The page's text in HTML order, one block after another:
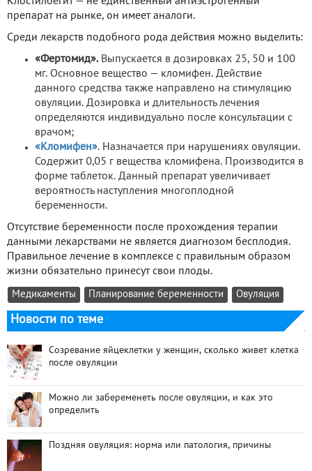
препарат на рынке, он имеет аналоги.
Среди лекарств подобного рода действия можно выделить:
«Фертомид».Выпускается в дозировках 25, 50 и 100
мг. Основное вещество — кломифен. Действие
данного средства также направлено на стимуляцию
овуляции. Дозировка и длительность лечения
определяются индивидуально после консультации с
врачом;
«Кломифен». Назначается при нарушениях овуляции.
Содержит 0,05 г вещества кломифена. Производится в
форме таблеток. Данный препарат увеличивает
вероятность наступления многоплодной
беременности.
Отсутствие беременности после прохождения терапии
данными лекарствами не является диагнозом бесплодия.
Правильное лечение в комплексе с правильным образом
жизни обязательно принесут свои плоды.
Медикаменты Планирование беременности Овуляция
Новости по теме
Созревание яйцеклетки у женщин, сколько живет клетка
после овуляции
Можно ли забеременеть после овуляции, и как это
определить
Поздняя овуляция: норма или патология, причины